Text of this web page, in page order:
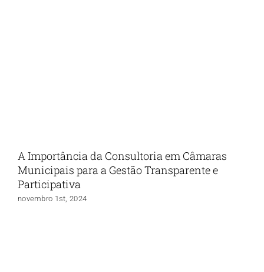
A Importância da Consultoria em Câmaras
Municipais para a Gestão Transparente e
Participativa
novembro 1st, 2024